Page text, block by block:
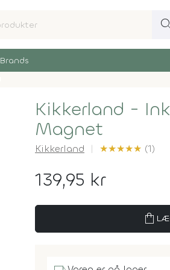
Brands
Kikkerland -
Magnet
Kikkerland ★★★★★ (1)
139,95 kr
shopping_bag